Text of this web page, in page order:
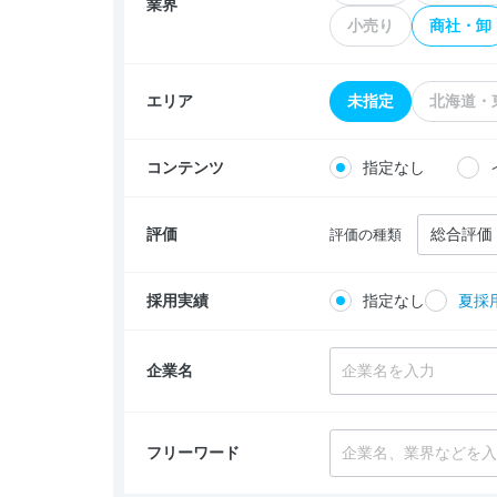
業界
小売り
商社・卸
エリア 未指定 北海道・
コンテンツ 指定なし
評価 評価の種類
採用実績 指定なし 夏採
企業名
フリーワード